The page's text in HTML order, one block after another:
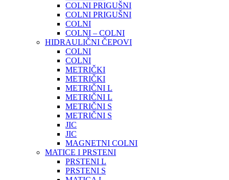
COLNI PRIGUŠNI
COLNI PRIGUŠNI
COLNI
COLNI – COLNI
HIDRAULIČNI ČEPOVI
COLNI
COLNI
METRIČKI
METRIČKI
METRIČNI L
METRIČNI L
METRIČNI S
METRIČNI S
JIC
JIC
MAGNETNI COLNI
MATICE I PRSTENI
PRSTENI L
PRSTENI S